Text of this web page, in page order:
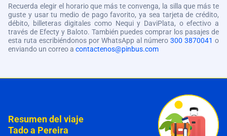
Recuerda elegir el horario que más te convenga, la silla que más te
guste y usar tu medio de pago favorito, ya sea tarjeta de crédito,
débito, billeteras digitales como Nequi y DaviPlata, o efectivo a
través de Efecty y Baloto. También puedes comprar los pasajes de
esta ruta escribiéndonos por WhatsApp al número 300 3870041 o
enviando un correo a contactenos@pinbus.com
Resumen del viaje
Tado a Pereira